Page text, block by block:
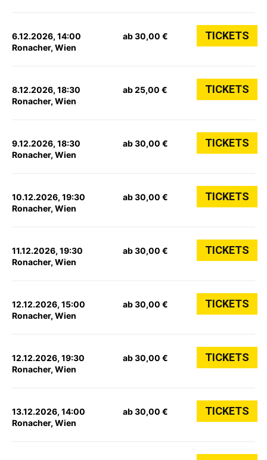
6.12.2026, 14:00
Ronacher, Wien
ab 30,00 € TICKETS
8.12.2026, 18:30
Ronacher, Wien
ab 25,00 € TICKETS
9.12.2026, 18:30
Ronacher, Wien
ab 30,00 € TICKETS
10.12.2026, 19:30
Ronacher, Wien
ab 30,00 € TICKETS
11.12.2026, 19:30
Ronacher, Wien
ab 30,00 € TICKETS
12.12.2026, 15:00
Ronacher, Wien
ab 30,00 € TICKETS
12.12.2026, 19:30
Ronacher, Wien
ab 30,00 € TICKETS
13.12.2026, 14:00
Ronacher, Wien
ab 30,00 € TICKETS